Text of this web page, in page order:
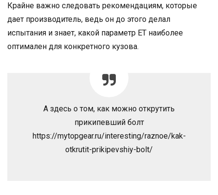
Крайне важно следовать рекомендациям, которые
дает производитель, ведь он до этого делал
испытания и знает, какой параметр ЕТ наиболее
оптимален для конкретного кузова.
А здесь о том, как можно открутить
прикипевший болт
https://mytopgear.ru/interesting/raznoe/kak-
otkrutit-prikipevshiy-bolt/